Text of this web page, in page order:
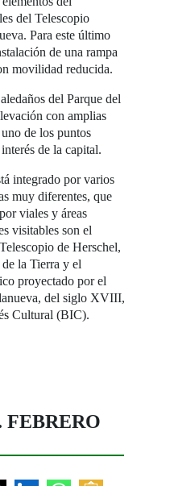
del Telescopio
Para este último
de una rampa
movilidad reducida.
del Parque del
con amplias
de los puntos
de la capital.
integrado por varios
muy diferentes, que
viales y áreas
visitables son el
de Herschel,
la Tierra y el
proyectado por el
del siglo XVIII,
Cultural (BIC).
FEBRERO